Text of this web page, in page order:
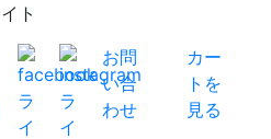
イト
お問
い合
わせ
カー
トを
見る